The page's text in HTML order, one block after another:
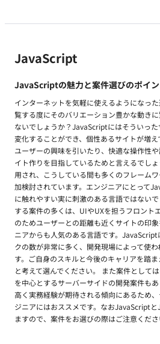
JavaScript
JavaScriptの魅力と案件選びのポイ
インターネットを気軽に使えるようになっ
覧する度にそのバリエーション豊かな動き
ないでしょうか？JavaScriptにはそういっ
変化することができ、個性あるサイトが増
ユーザーの興味を引いたり、快適な操作性
イト作りを目指しているためと言えるでし
用され、こうしている間も多くのフレーム
加検討されています。エンジニアにとって
に触れやすい実に刺激のある言語ではない
する案件の多くは、UIやUXを担うフロント
のためユーザーとの距離も近くサイトの印
ニアからも人気のある言語です。
クの数が非常に多く、開発現場によって使
す。ご自身のスキルと今後のキャリアを踏
と考えて選んでください。 また案件として
を中心とするサーバーサイドの開発案件も
高く実務経験が期待される傾向にあるため
ジニアにはおススメです。なおJavaScript
ますので、案件をお選びの際はご注意くださ